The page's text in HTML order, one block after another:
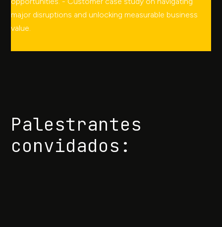
major disruptions and unlocking measurable business
value.
Palestrantes
convidados: